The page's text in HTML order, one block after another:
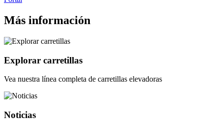
Más información
Explorar carretillas
Vea nuestra línea completa de carretillas elevadoras
Noticias